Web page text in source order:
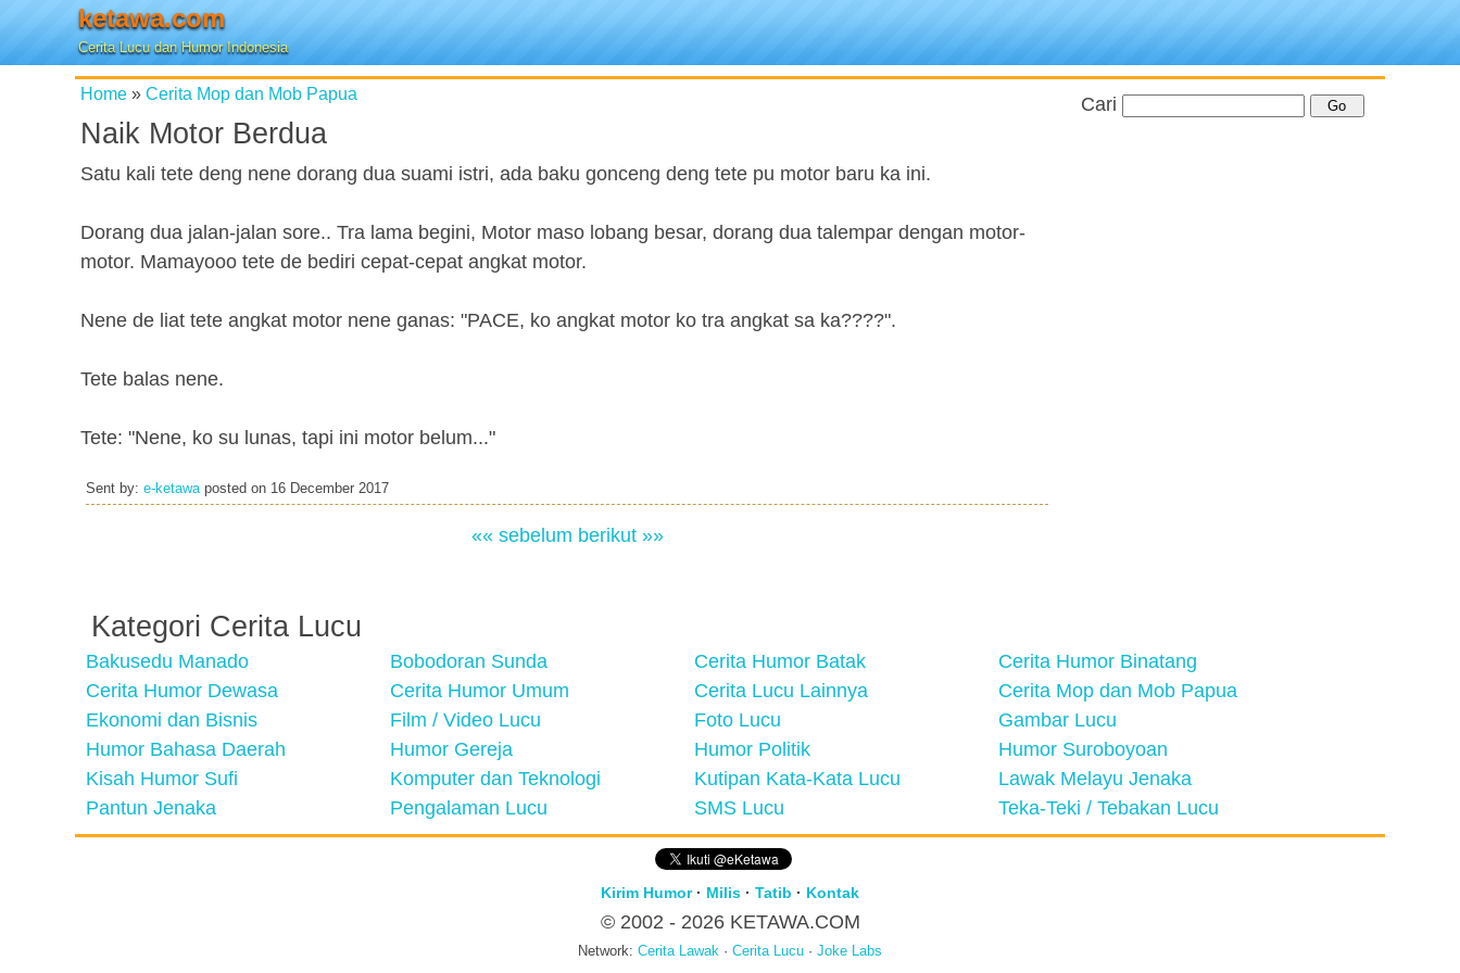
ketawa.com
Cerita Lucu dan Humor Indonesia
Home » Cerita Mop dan Mob Papua
Naik Motor Berdua
Satu kali tete deng nene dorang dua suami istri, ada baku gonceng deng tete pu motor baru ka ini.
Dorang dua jalan-jalan sore.. Tra lama begini, Motor maso lobang besar, dorang dua talempar dengan motor-
motor. Mamayooo tete de bediri cepat-cepat angkat motor.
Nene de liat tete angkat motor nene ganas: "PACE, ko angkat motor ko tra angkat sa ka????".
Tete balas nene.
Tete: "Nene, ko su lunas, tapi ini motor belum..."
Sent by: e-ketawaposted on 16 December 2017
«« sebelum berikut »»
Cari
Kategori Cerita Lucu
Bakusedu Manado Bobodoran Sunda Cerita Humor Batak
Cerita Humor Binatang
Cerita Humor Dewasa
Cerita Humor Umum Cerita Lucu Lainnya
Cerita Mop dan Mob Papua
Ekonomi dan Bisnis
Film / Video Lucu Foto Lucu
Gambar Lucu
Humor Bahasa Daerah
Humor Gereja Humor Politik
Humor Suroboyoan
Kisah Humor Sufi
Komputer dan Teknologi Kutipan Kata-Kata Lucu
Lawak Melayu Jenaka
Pantun Jenaka
Pengalaman Lucu SMS Lucu Teka-Teki / Tebakan Lucu
Kirim Humor· Milis · Tatib · Kontak
© 2002 - 2026 KETAWA.COM
Network: Cerita Lawak · Cerita Lucu · Joke Labs